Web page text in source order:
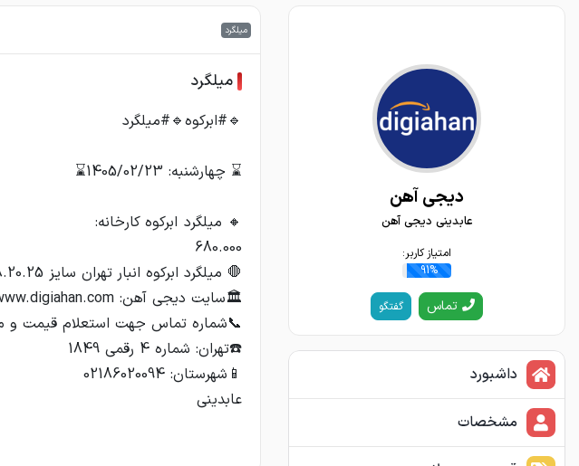
دیجی آهن
عابدینی دیجی آهن
امتیاز کاربر:
91%
تماس گفتگو
داشبورد
مشخصات
میلگرد
میلگرد
عابدینی